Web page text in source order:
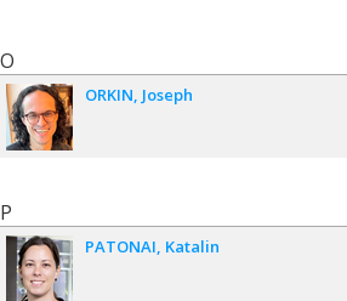
O
ORKIN Joseph
P
PATONAI Katalin